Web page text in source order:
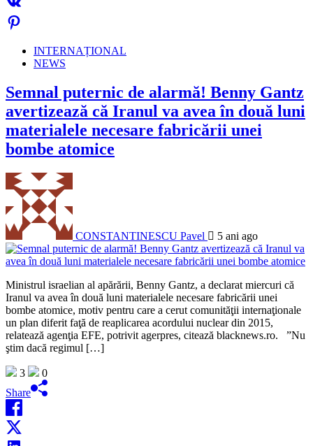
INTERNAȚIONAL
NEWS
Semnal puternic de alarmă! Benny Gantz
avertizează că Iranul va avea în două luni
materialele necesare fabricării unei
bombe atomice
CONSTANTINESCU Pavel 5 ani ago
Ministrul israelian al apărării, Benny Gantz, a declarat miercuri că
Iranul va avea în două luni materialele necesare fabricării unei
bombe atomice, motiv pentru care a cerut comunităţii internaţionale
un plan diferit faţă de reaplicarea acordului nuclear din 2015,
relatează agenţia EFE, potrivit agerpres, citează blacknews.ro. ”Nu
ştim dacă regimul […]
3
0
Share